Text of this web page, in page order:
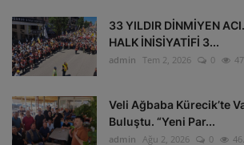
33 YILDIR DİNMİYEN
HALK İNİSİYATİFİ 3...
admin Tem 2, 2026 0
Veli Ağbaba Kürecik’te
Buluştu. “Yeni Par...
admin Ağu 2, 2026 0